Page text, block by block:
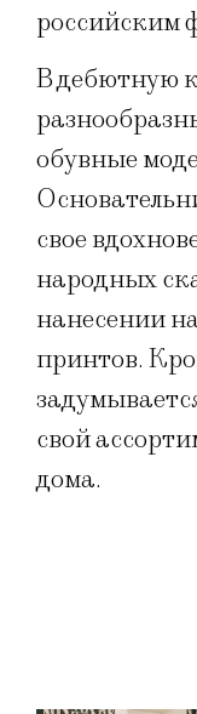
российским
В дебютную
обувные
свое
народных
нанесении
принтов.
свой
дома.